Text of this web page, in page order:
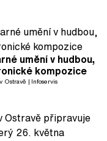
umění v hudbou,
kompozice
Ostravě Infoservis